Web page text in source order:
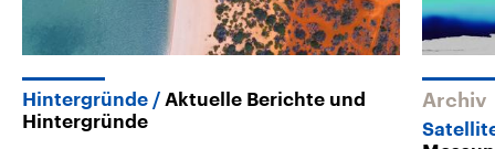
Hintergründe
Aktuelle Berichte und
Hintergründe
Archiv